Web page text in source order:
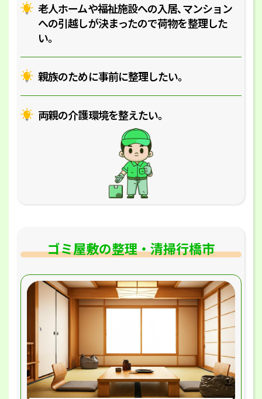
老人ホームや福祉施設への入居､マンション
への引越しが決まったので荷物を整理した
い｡
親族のために事前に整理したい｡
両親の介護環境を整えたい｡
ゴミ屋敷の整理・清掃行橋市